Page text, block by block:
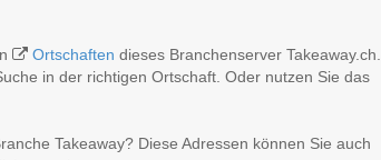
Ortschaften dieses Branchenserver Takeaway.ch.
in der richtigen Ortschaft. Oder nutzen Sie das
Takeaway? Diese Adressen können Sie auch